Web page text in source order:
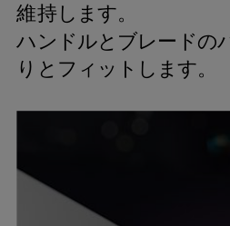
維持します。
ハンドルとブレードの
りとフィットします。